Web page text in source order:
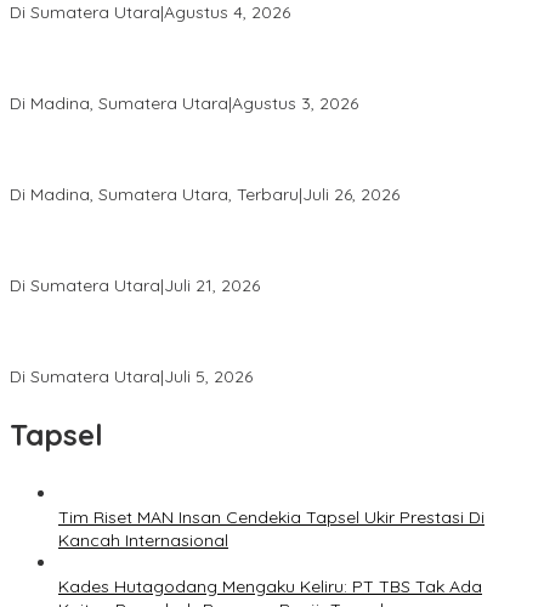
Di Sumatera Utara|Agustus 4, 2026
Di Madina, Sumatera Utara|Agustus 3, 2026
Di Madina, Sumatera Utara, Terbaru|Juli 26, 2026
Di Sumatera Utara|Juli 21, 2026
Di Sumatera Utara|Juli 5, 2026
Tapsel
Tim Riset MAN Insan Cendekia Tapsel Ukir Prestasi Di
Kancah Internasional
Kades Hutagodang Mengaku Keliru: PT TBS Tak Ada